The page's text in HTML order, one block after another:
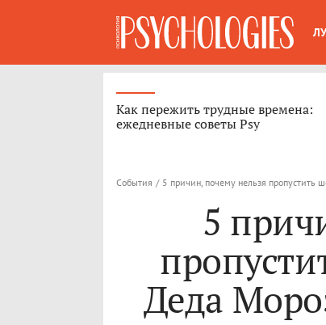
Как пережить трудные времена:
ежедневные советы Psy
События / 5 причин, почему нельзя
5
Деда